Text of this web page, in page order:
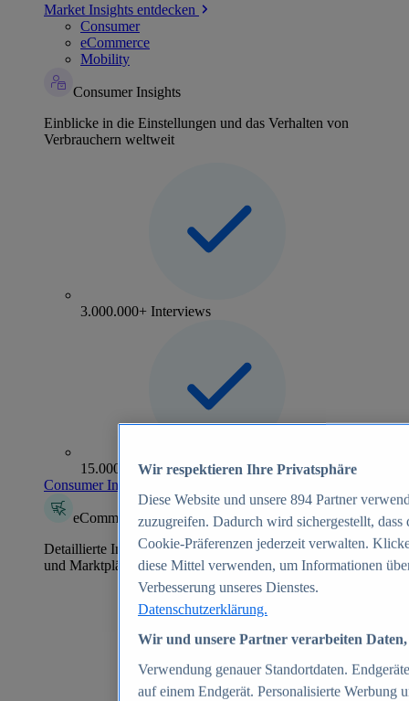
Market Insights entdecken
Consumer
eCommerce
Mobility
Consumer Insights
Einblicke in die Einstellungen und das Verhalten von
Verbrauchern weltweit
3.000.000+ Interviews
15.000+ Marken
Consumer Insights entdecken
eCommerce Insights
Detaillierte Informationen zu mehr als 39.000 Online-Shops
und Marktplätzen
Wir respektieren Ihre Privatsphäre
Diese Website und unsere 894 Partner
zuzugreifen. Dadurch wird sichergestellt,
Cookie-Präferenzen jederzeit verwalten.
diese Mittel verwenden, um Informationen
Verbesserung unseres Dienstes.
Datenschutzerklärung.
Wir und unsere Partner verarbeiten
Verwendung genauer Standortdaten.
auf einem Endgerät. Personalisierte Werbung